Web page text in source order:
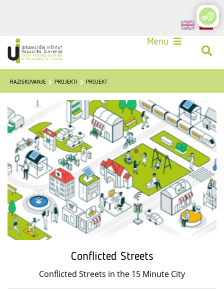
Login
Menu
RAZISKOVANJE PROJEKTI PROJEKT
Conflicted Streets
Conflicted Streets in the 15 Minute City